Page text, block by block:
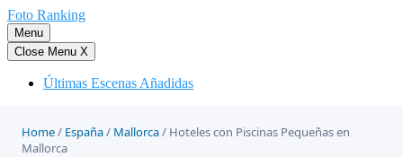
Saltar
al
contenido
Foto Ranking
Menu
Close Menu X
Últimas Escenas Añadidas
Home/ España/ Mallorca/ Hoteles con Piscinas Pequeñas en
Mallorca